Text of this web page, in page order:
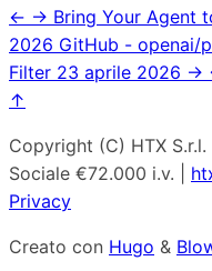
← → Bring Your Agent
2026 GitHub - openai/
Filter 23 aprile 2026 →
↑
Copyright (C) HTX
Sociale €72.000 i.v. |
Privacy
Creato con Hugo &